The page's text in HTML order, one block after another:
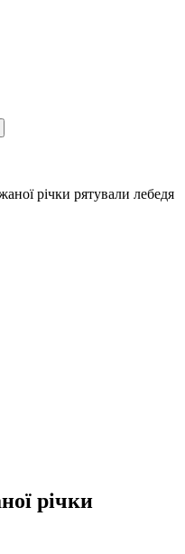
річки рятували лебедя
річки